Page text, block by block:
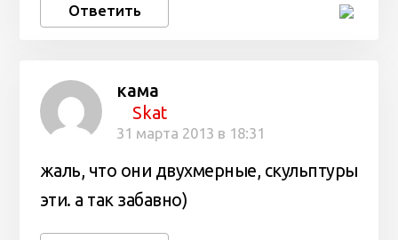
Ответить
кама
Skat
31 марта 2013 в 18:31
жаль, что они двухмерные, скульптуры
эти. а так забавно)